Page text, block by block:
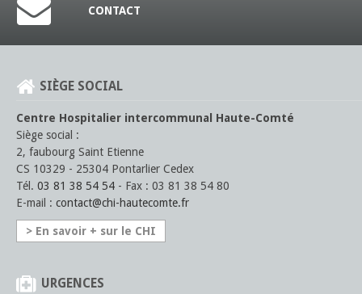
CONTACT
SIÈGE SOCIAL
Centre Hospitalier intercommunal Haute-Comté
Siège social :
2, faubourg Saint Etienne
CS 10329 - 25304 Pontarlier Cedex
Tél. 03 81 38 54 54 - Fax : 03 81 38 54 80
E-mail : contact@chi-hautecomte.fr
> En savoir + sur le CHI
URGENCES